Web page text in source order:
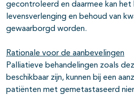
gecontroleerd en daarmee kan
levensverlenging en behoud van
gewaarborgd worden.
Rationale voor de aanbevelingen
Palliatieve behandelingen zoals
beschikbaar zijn, kunnen bij een
patiënten met gemetastaseerd